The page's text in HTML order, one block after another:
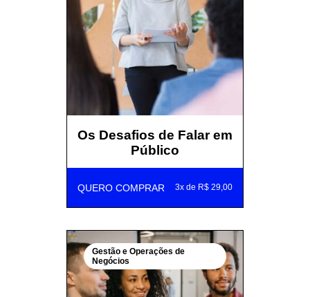
Os Desafios de Falar em
Público
QUERO COMPRAR 3x de R$ 29,00
Gestão e Operações de
Negócios